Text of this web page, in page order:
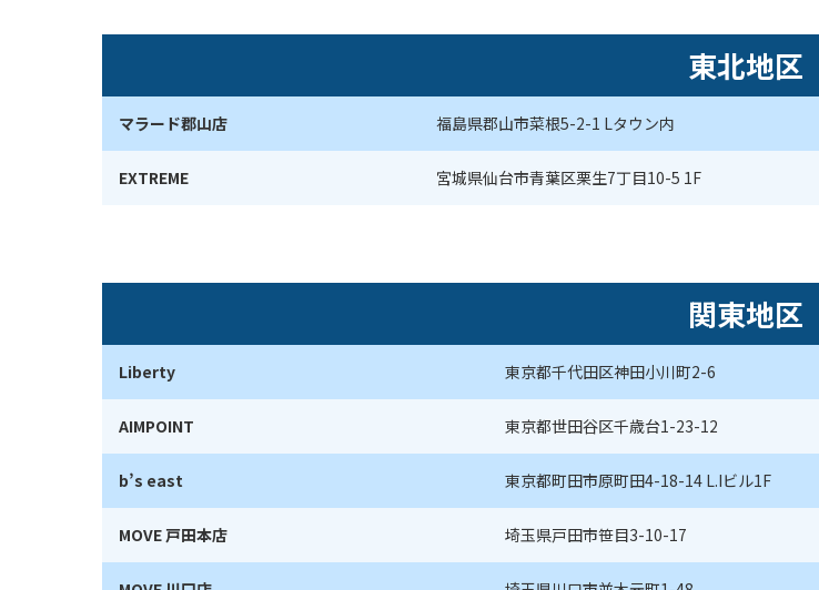
東北地区
マラード郡山店 福島県郡山市菜根5-2-1 Lタウン内
EXTREME 宮城県仙台市青葉区栗生7丁目10-5 1F
関東地区
Liberty 東京都千代田区神田小川町2-6
AIMPOINT 東京都世田谷区千歳台1-23-12
b’s east 東京都町田市原町田4-18-14 L.Iビル1F
MOVE 戸田本店 埼玉県戸田市笹目3-10-17